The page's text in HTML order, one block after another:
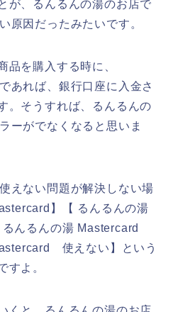
が、るんるんの湯のお店で
原因だったみたいです。
品を購入する時に、
あれば、銀行口座に入金さ
。そうすれば、るんるんの
ーがでなくなると思いま
えない問題が解決しない場
】【 るんるんの湯
んるんの湯 Mastercard
使えない】という
すよ。